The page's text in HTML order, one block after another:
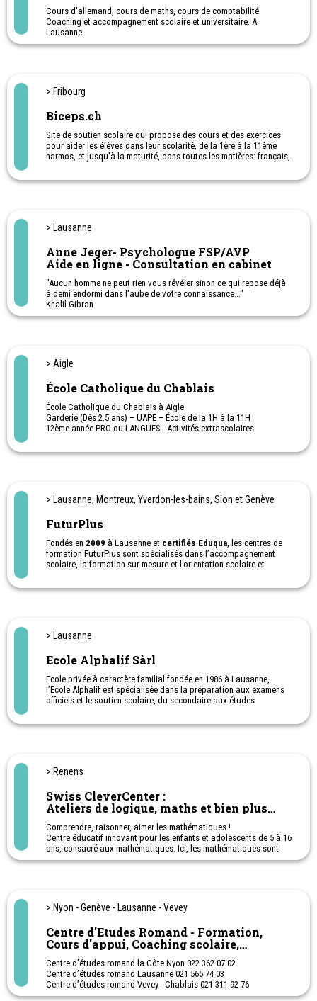
Cours d'allemand, cours de maths, cours de comptabilité.
Coaching et accompagnement scolaire et universitaire. A
Lausanne.
Appuis et semaines intensives de révision pendant les vacances.
> Fribourg
Biceps.ch
Site de soutien scolaire qui propose des cours et des exercices
pour aider les élèves dans leur scolarité, de la 1ère à la 11ème
harmos, et jusqu'à la maturité, dans toutes les matières: français,
de Biceps évolue et s'enrichit de nouveaux outils régulièrement.
> Lausanne
Anne Jeger- Psychologue FSP/AVP
Aide en ligne - Consultation en cabinet
"Aucun homme ne peut rien vous révéler sinon ce qui repose déjà
à demi endormi dans l'aube de votre connaissance..."
Khalil Gibran
> Aigle
École Catholique du Chablais
École Catholique du Chablais à Aigle
Garderie (Dès 2.5 ans) – UAPE – École de la 1H à la 11H
12ème année PRO ou LANGUES - Activités extrascolaires
> Lausanne, Montreux, Yverdon-les-bains, Sion et Genève
FuturPlus
Fondés en 2009 à Lausanne et certifiés Eduqua , les centres de
formation FuturPlus sont spécialisés dans l’accompagnement
scolaire, la formation sur mesure et l’orientation scolaire et
propose du soutien scolaire toutes matières et niveaux, une école
d’orientation scolaire et professionnel. Sa philosophie repose sur
fonctionnement, du parcours et des objectifs de chaque
apprenant, afin de redonner confiance, motivation et sens à
l’apprentissage.
Nos 4 adresses:
Ch. des Collines 2b, 1950 Sion
> Lausanne
Ecole Alphalif Sàrl
Ecole privée à caractère familial fondée en 1986 à Lausanne,
l’Ecole Alphalif est spécialisée dans la préparation aux examens
officiels et le soutien scolaire, du secondaire aux études
> Renens
Swiss CleverCenter :
Ateliers de logique, maths et bien plus
pour devenir clever !
Comprendre, raisonner, aimer les mathématiques !
Centre éducatif innovant pour les enfants et adolescents de 5 à 16
ans, consacré aux mathématiques. Ici, les mathématiques sont
explorées, comprises, manipulées et aimées. Nous renforçons les
> Nyon - Genève - Lausanne - Vevey
Centre d'Etudes Romand - Formation,
Cours d'appui, Coaching scolaire,
Préparations aux examens
Centre d’études romand la Côte Nyon 022 362 07 02
Centre d’études romand Lausanne 021 565 74 03
Centre d’études romand Vevey - Chablais 021 311 92 76
Centre d’études Genève 022 738 18 02